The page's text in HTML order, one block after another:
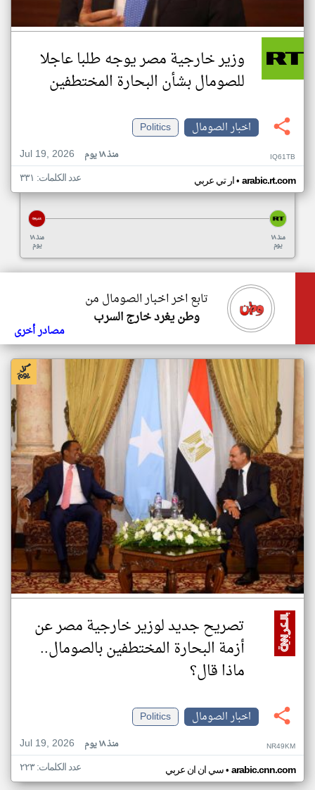
وزير خارجية مصر يوجه طلبا عاجلا
للصومال بشأن البحارة المختطفين
اخبار الصومال
Politics
Jul 19, 2026
منذ ١٨ يوم IQ61TB
ار تي عربي• arabic.rt.com عدد الكلمات: ٣٣١
منذ ١٨
يوم
منذ ١٨
يوم
تابع اخر اخبار الصومال من
وطن يغرد خارج السرب
مصادر أخرى
تصريح جديد لوزير خارجية مصر عن
أزمة البحارة المختطفين بالصومال..
ماذا قال؟
اخبار الصومال
Politics
Jul 19, 2026
منذ ١٨ يوم NR49KM
سي ان ان عربي• arabic.cnn.com عدد الكلمات: ٢٢٣